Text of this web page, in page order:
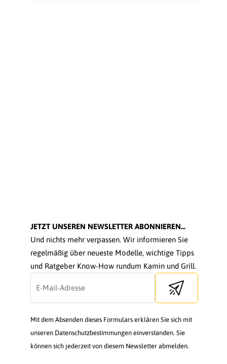
JETZT UNSEREN NEWSLETTER ABONNIEREN...
Und nichts mehr verpassen. Wir informieren Sie
regelmäßig über neueste Modelle, wichtige Tipps
und Ratgeber Know-How rundum Kamin und Grill.
Send newsletter
Mit dem Absenden dieses Formulars erklären Sie sich mit
unseren Datenschutzbestimmungen einverstanden. Sie
können sich jederzeit von diesem Newsletter abmelden.